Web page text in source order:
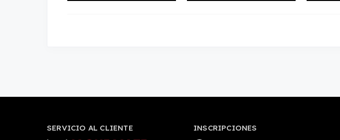
SERVICIO AL CLIENTE INSCRIPCIONES